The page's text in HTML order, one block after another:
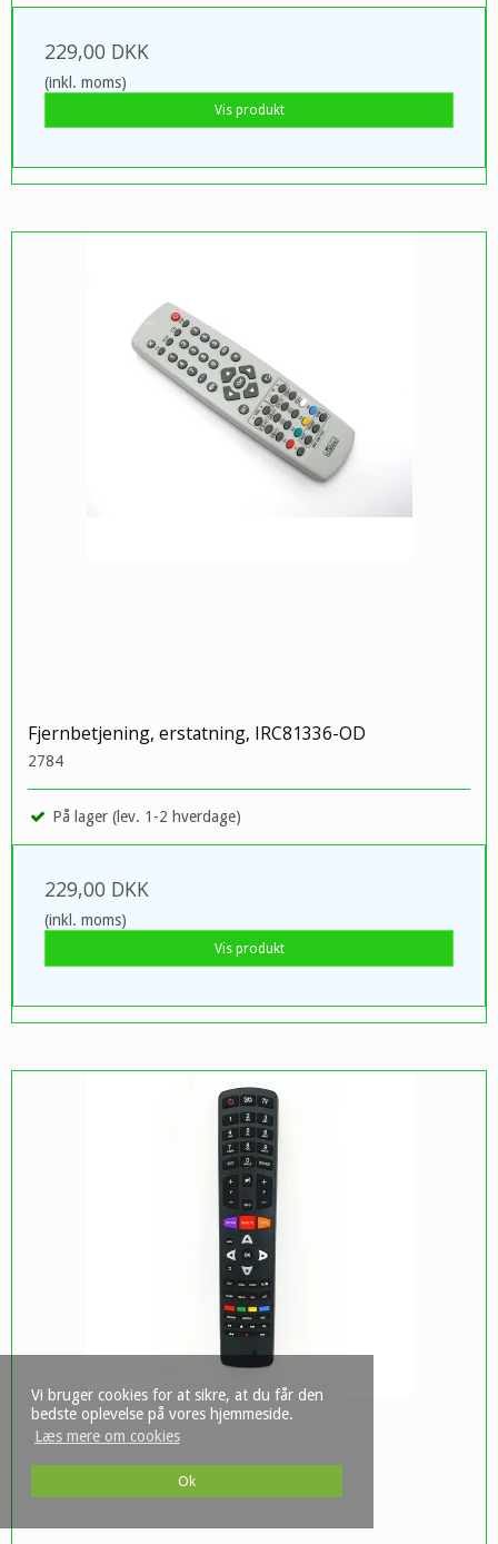
Vi bruger cookies for at sikre, at du får den
bedste oplevelse på vores hjemmeside.
Læs mere om cookies
Ok
229,00 DKK
(inkl. moms)
Vis produkt
Fjernbetjening, erstatning, IRC81336-OD
2784
På lager (lev. 1-2 hverdage)
229,00 DKK
(inkl. moms)
Vis produkt